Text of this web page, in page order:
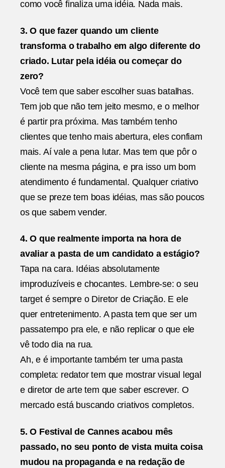
como você finaliza uma idéia. Nada mais.
3. O que fazer quando um cliente
transforma o trabalho em algo diferente do
criado. Lutar pela idéia ou começar do
zero?
Você tem que saber escolher suas batalhas.
Tem job que não tem jeito mesmo, e o melhor
é partir pra próxima. Mas também tenho
clientes que tenho mais abertura, eles confiam
mais. Aí vale a pena lutar. Mas tem que pôr o
cliente na mesma página, e pra isso um bom
atendimento é fundamental. Qualquer criativo
que se preze tem boas idéias, mas são poucos
os que sabem vender.
4. O que realmente importa na hora de
avaliar a pasta de um candidato a estágio?
Tapa na cara. Idéias absolutamente
improduzíveis e chocantes. Lembre-se: o seu
target é sempre o Diretor de Criação. E ele
quer entretenimento. A pasta tem que ser um
passatempo pra ele, e não replicar o que ele
vê todo dia na rua.
Ah, e é importante também ter uma pasta
completa: redator tem que mostrar visual legal
e diretor de arte tem que saber escrever. O
mercado está buscando criativos completos.
5. O Festival de Cannes acabou mês
passado, no seu ponto de vista muita coisa
mudou na propaganda e na redação de